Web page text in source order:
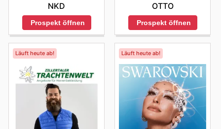
Primark, wo oft exklusive Aktionen und Schnäppchen zu
finden sind.
Die Vorteile einer Einkaufstour bei Primark liegen auf der
Marken zu unschlagbar günstigen Preisen. Regelmäßige
Sales und Sonderangebote ermöglichen es, stets die
neuesten Trends zu erschwinglichen Konditionen zu
ergattern. Es lohnt sich daher, regelmäßig die neuesten
Angebote online zu prüfen und keine
Neuankündigungen oder zeitlich begrenzten Rabatte zu
verpassen.
Finden Sie Ihre Lieblingsmarken bei Primark – erkunden
NKD
Prospekt öffnen
OTTO
Prospekt öffnen
Läuft heute ab! Läuft heute ab!